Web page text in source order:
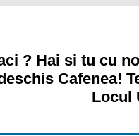
? Hai si tu cu
Cafenea!
Locul